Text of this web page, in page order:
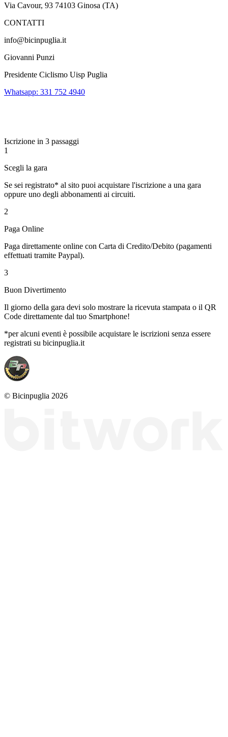
Via Cavour, 93 74103 Ginosa (TA)
CONTATTI
info@bicinpuglia.it
Giovanni Punzi
Presidente Ciclismo Uisp Puglia
Whatsapp: 331 752 4940
Iscrizione in 3 passaggi
1
Scegli la gara
Se sei registrato* al sito puoi acquistare l'iscrizione a una gara
oppure uno degli abbonamenti ai circuiti.
2
Paga Online
Paga direttamente online con Carta di Credito/Debito (pagamenti
effettuati tramite Paypal).
3
Buon Divertimento
Il giorno della gara devi solo mostrare la ricevuta stampata o il QR
Code direttamente dal tuo Smartphone!
*per alcuni eventi è possibile acquistare le iscrizioni senza essere
registrati su bicinpuglia.it
© Bicinpuglia 2026